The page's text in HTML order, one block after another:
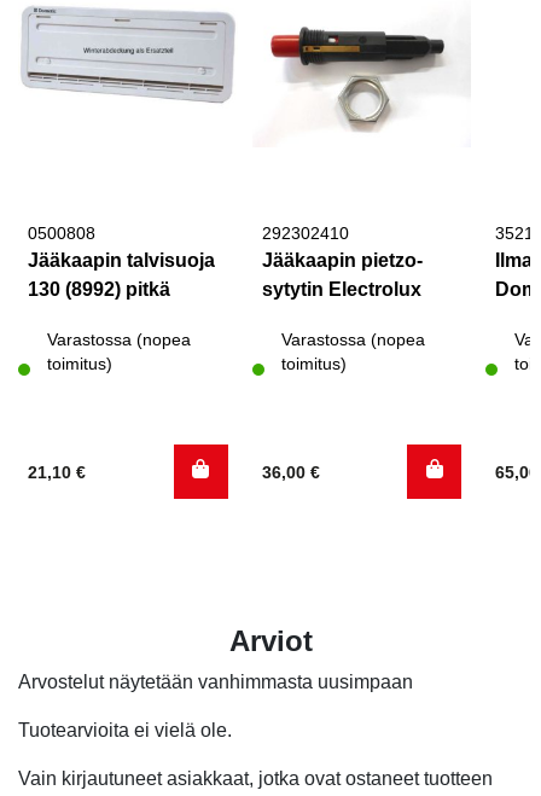
0500808
Jääkaapin talvisuoja
130 (8992) pitkä
Varastossa (nopea
toimitus)
21,10 €
292302410
Jääkaapin pietzo-
sytytin Electrolux
Varastossa (nopea
toimitus)
36,00 €
Arviot
Arvostelut näytetään vanhimmasta uusimpaan
Tuotearvioita ei vielä ole.
Vain kirjautuneet asiakkaat, jotka ovat ostaneet tuotteen